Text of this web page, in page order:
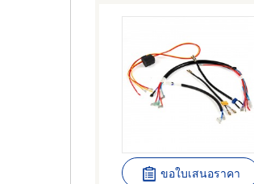
ขอใบเสนอราคา